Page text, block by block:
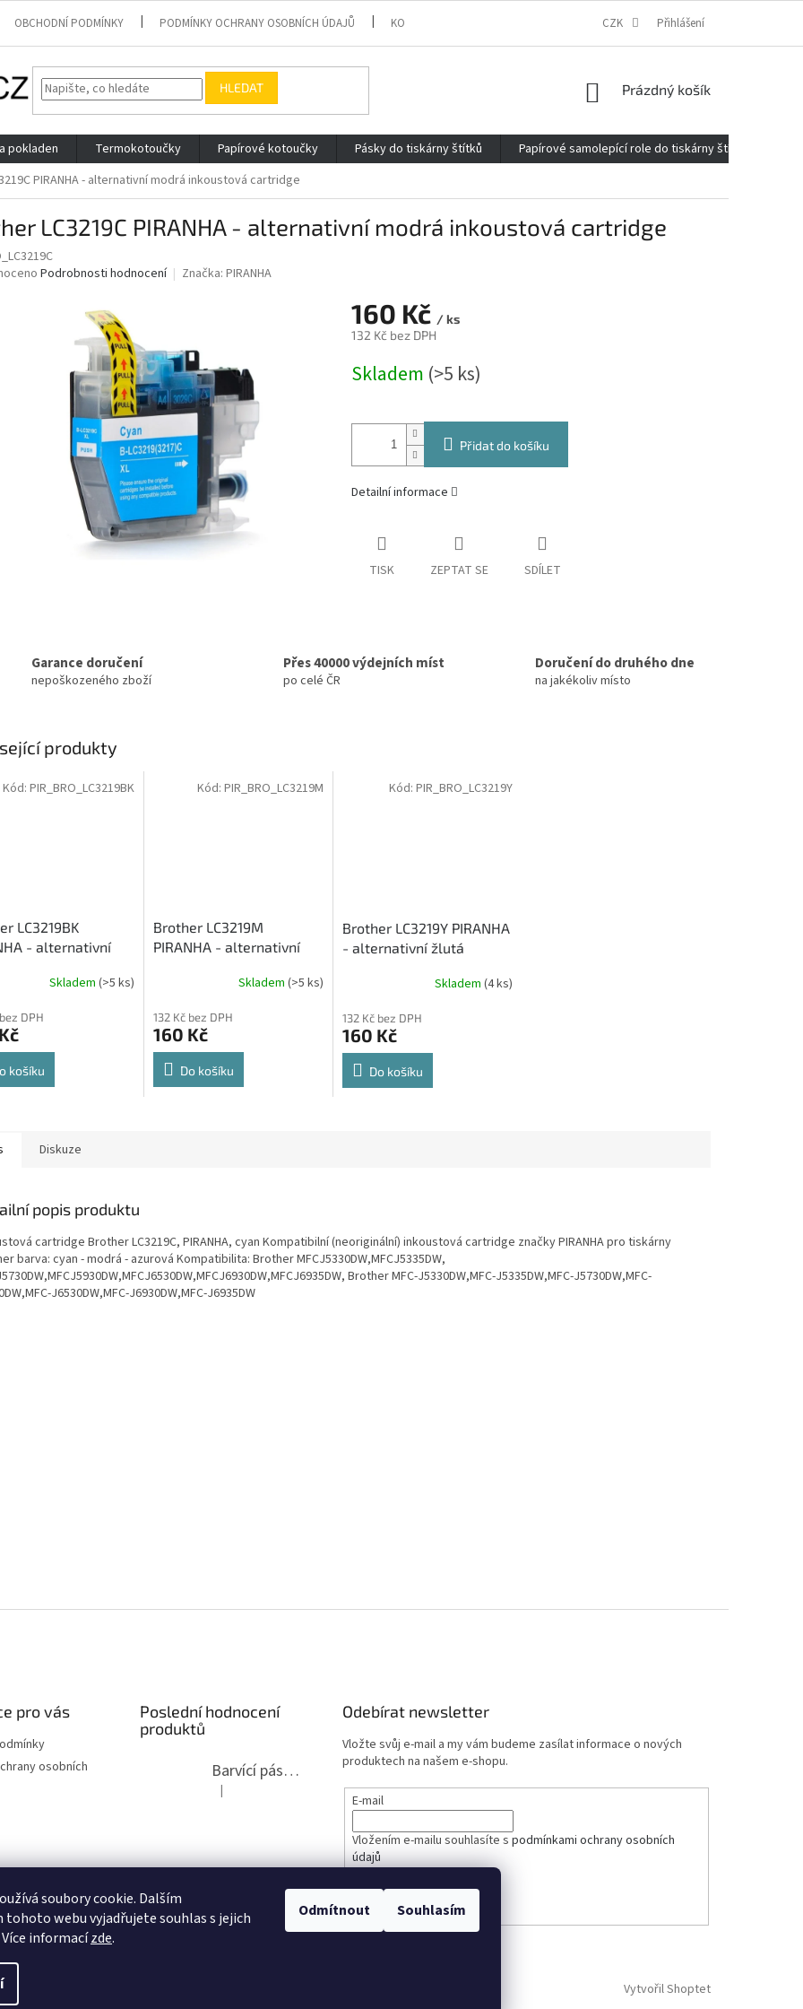
soubory cookie. Dalším
tohoto webu vyjadřujete souhlas s jejich
informacízde.
Odmítnout Souhlasím
OBCHODNÍ PODMÍNKY PODMÍNKY OCHRANY OSOBNÍCH ÚDAJŮ KONTAKTY REKLAMACE ELEKTROMOBILITA 2020
CZK Přihlášení
HLEDAT
NÁKUPNÍ
Prázdný košík
pokladen Termokotoučky Papírové kotoučky Pásky do tiskárny štítků Papírové samolepící role do tiskárny štítků
PIRANHA - alternativní modrá inkoustová cartridge
LC3219C PIRANHA - alternativní modrá inkoustová cartridge
Podrobnosti hodnocení Značka: PIRANHA
160 Kč / ks
132 Kč bez DPH
cena:
Skladem (>5 ks)
Přidat do košíku
Detailní informace
TISK ZEPTAT SE SDÍLET
Garance doručení
nepoškozeného zboží
Přes 40000 výdejních míst
po celé ČR
Doručení do druhého dne
na jakékoliv místo
produkty
LC3219BK
- alternativní
Skladem (>5 ks)
DPH
košíku
Kód: PIR_BRO_LC3219BK
Brother LC3219M
PIRANHA - alternativní
Skladem (>5 ks)
132 Kč bez DPH
160 Kč
Do košíku
Kód: PIR_BRO_LC3219M
Brother LC3219Y PIRANHA
- alternativní žlutá
Skladem(4 ks)
132 Kč bez DPH
160 Kč
Do košíku
Kód:PIR_BRO_LC3219Y
Diskuze
popis produktu
cartridge Brother LC3219C, PIRANHA, cyan Kompatibilní (neoriginální) inkoustová cartridge značky PIRANHA pro tiskárny
barva: cyan - modrá - azurová Kompatibilita: Brother MFCJ5330DW,MFCJ5335DW,
Brother MFC-J5330DW,MFC-J5335DW,MFC-J5730DW,MFC-
J6530DW,MFC-J6930DW,MFC-J6935DW
pro vás
osobních
2020
Poslední hodnocení
produktů
Barvící páska pro psací stroje DIN 1, DIN 13/10, LAND, PA červenočerná
Hodnocení produktu je 5 z 5 hvězdiček.
|
Odebírat newsletter
Vložte svůj e-mail a my vám budeme zasílat informace o nových
produktech na našem e-shopu.
E-mail
Vložením e-mailu souhlasíte spodmínkami ochrany osobních
údajů
Vytvořil Shoptet